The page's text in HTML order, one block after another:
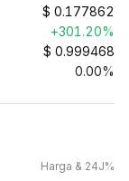
$ 0.177862
+301.20%
$ 0.999468
0.00%
Harga & 24J%